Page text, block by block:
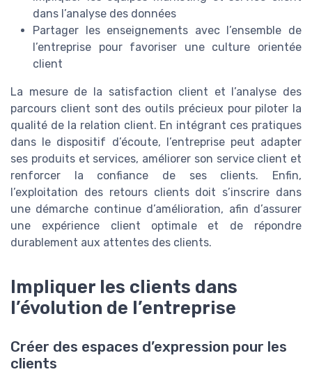
dans l’analyse des données
Partager les enseignements avec l’ensemble de
l’entreprise pour favoriser une culture orientée
client
La mesure de la satisfaction client et l’analyse des
parcours client sont des outils précieux pour piloter la
qualité de la relation client. En intégrant ces pratiques
dans le dispositif d’écoute, l’entreprise peut adapter
ses produits et services, améliorer son service client et
renforcer la confiance de ses clients. Enfin,
l’exploitation des retours clients doit s’inscrire dans
une démarche continue d’amélioration, afin d’assurer
une expérience client optimale et de répondre
durablement aux attentes des clients.
Impliquer les clients dans
l’évolution de l’entreprise
Créer des espaces d’expression pour les
clients